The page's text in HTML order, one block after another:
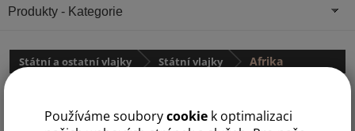
Používáme souborycookie k optimalizaci
Státní a ostatní vlajky Státní vlajky Afrika
Produkty - Kategorie